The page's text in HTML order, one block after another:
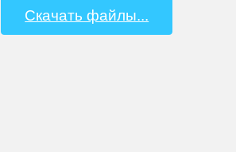
Скачать файлы...